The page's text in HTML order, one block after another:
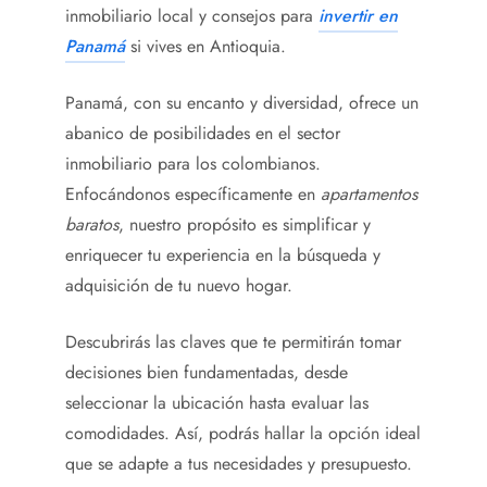
inmobiliario local y consejos para invertir en
Panamási vives en Antioquia.
Panamá, con su encanto y diversidad, ofrece un
abanico de posibilidades en el sector
inmobiliario para los colombianos.
Enfocándonos específicamente en apartamentos
baratos, nuestro propósito es simplificar y
enriquecer tu experiencia en la búsqueda y
adquisición de tu nuevo hogar.
Descubrirás las claves que te permitirán tomar
decisiones bien fundamentadas, desde
seleccionar la ubicación hasta evaluar las
comodidades. Así, podrás hallar la opción ideal
que se adapte a tus necesidades y presupuesto.